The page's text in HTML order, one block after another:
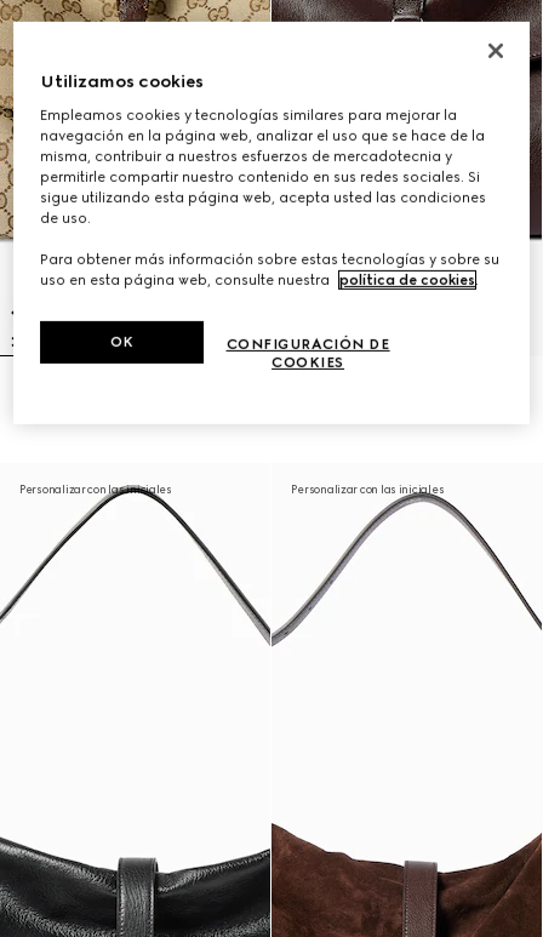
Personalizar con las iniciales Personalizar con las iniciales
Utilizamos cookies
Empleamos cookies y tecnologías similares para mejorar la
navegación en la página web, analizar el uso que se hace de la
misma, contribuir a nuestros esfuerzos de mercadotecnia y
permitirle compartir nuestro contenido en sus redes sociales. Si
sigue utilizando esta página web, acepta usted las condiciones
de uso.
Para obtener más información sobre estas tecnologías y sobre su
uso en esta página web, consulte nuestra
política de cookies.
CONFIGURACIÓN DE
COOKIES
OK